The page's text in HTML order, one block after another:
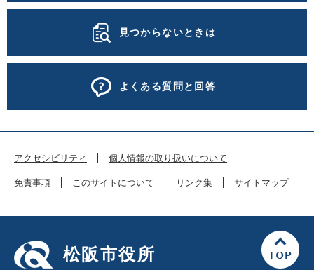
見つからないときは
よくある質問と回答
アクセシビリティ 個人情報の取り扱いについて
免責事項 このサイトについて リンク集 サイトマップ
松阪市役所